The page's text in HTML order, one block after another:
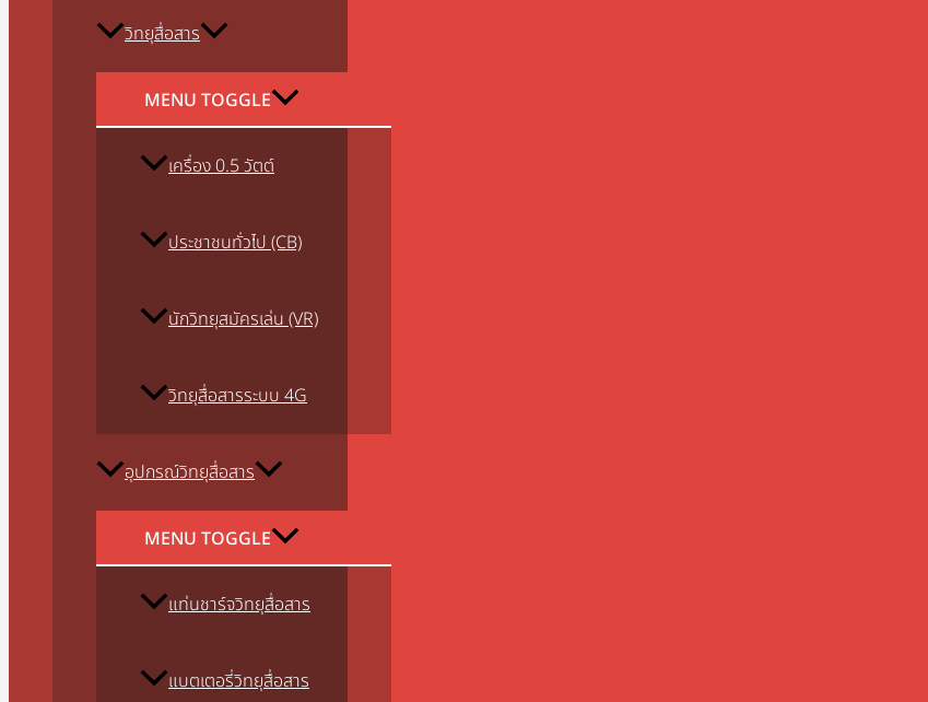
วิทยุสื่อสาร
MENU TOGGLE
เครื่อง 0.5 วัตต์
ประชาชนทั่วไป (CB)
นักวิทยุสมัครเล่น (VR)
วิทยุสื่อสารระบบ 4G
อุปกรณ์วิทยุสื่อสาร
MENU TOGGLE
แท่นชาร์จวิทยุสื่อสาร
แบตเตอรี่วิทยุสื่อสาร